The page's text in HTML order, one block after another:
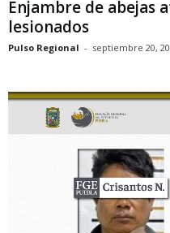
Enjambre de abejas
lesionados
Pulso Regional - septiembre 20,